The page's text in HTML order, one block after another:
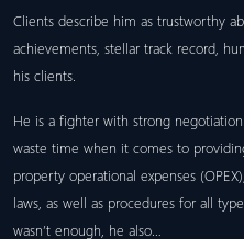
Clients describe him as trustworthy
achievements, stellar track record,
his clients.
He is a fighter with strong
waste time when it comes to
property operational expenses
laws, as well as procedures for all
wasn’t enough, he also…